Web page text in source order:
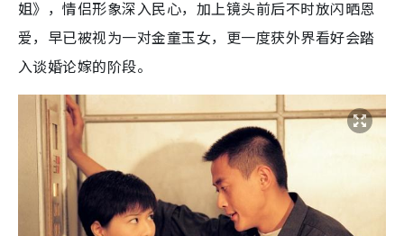
姐》，情侣形象深入民心，加上镜头前后不时放闪晒恩
爱，早已被视为一对金童玉女，更一度获外界看好会踏
入谈婚论嫁的阶段。